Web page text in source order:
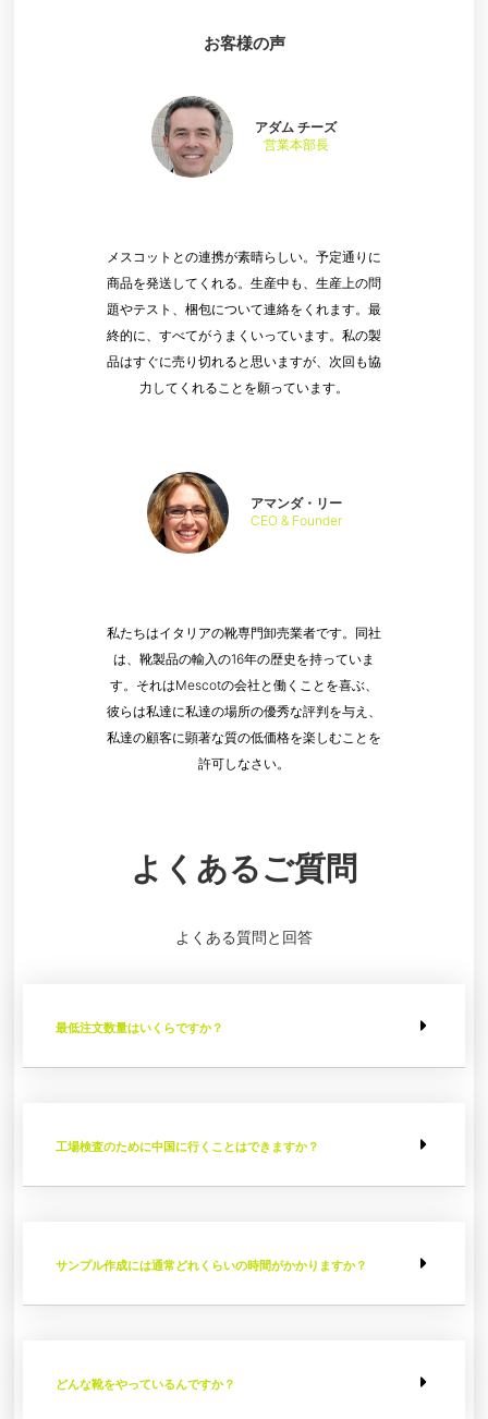
お客様の声
私たちはイタリアの靴専門卸売業者です。同社
は、靴製品の輸入の16年の歴史を持っていま
す。それはMescotの会社と働くことを喜ぶ、
彼らは私達に私達の場所の優秀な評判を与え、
私達の顧客に顕著な質の低価格を楽しむことを
許可しなさい。
アマンダ・リー
CEO & Founder
メスコットとの連携が素晴らしい。予定通りに
商品を発送してくれる。生産中も、生産上の問
題やテスト、梱包について連絡をくれます。最
終的に、すべてがうまくいっています。私の製
品はすぐに売り切れると思いますが、次回も協
力してくれることを願っています。
アダム チーズ
営業本部長
よくあるご質問
よくある質問と回答
最低注文数量はいくらですか？
工場検査のために中国に行くことはできますか？
サンプル作成には通常どれくらいの時間がかかりますか？
どんな靴をやっているんですか？